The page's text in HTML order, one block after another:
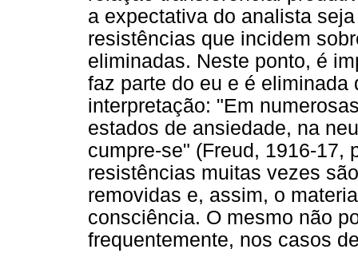
a expectativa do analista
resistências que incidem
eliminadas. Neste ponto, é
faz parte do eu e é
interpretação: "Em
estados de ansiedade, na
cumpre-se" (Freud, 1916-17,
resistências muitas vezes
removidas e, assim, o
consciência. O mesmo não
frequentemente, nos casos